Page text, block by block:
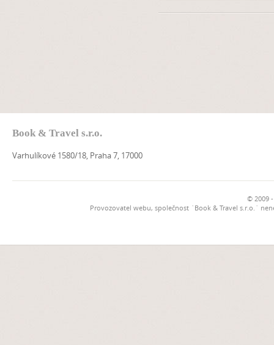
Book & Travel s.r.o.
Varhulíkové 1580/18, Praha 7, 17000
© 2009
Provozovatel webu, společnost `Book & Travel s.r.o.`